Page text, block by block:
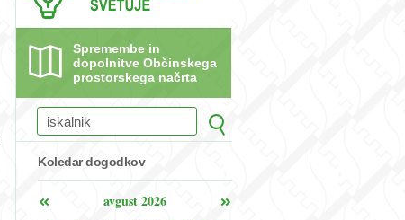
Spremembe in
dopolnitve Občinskega
prostorskega načrta
Koledar dogodkov
avgust 2026